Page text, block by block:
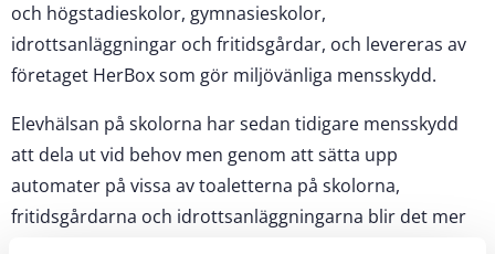
och högstadieskolor, gymnasieskolor,
idrottsanläggningar och fritidsgårdar, och levereras av
företaget HerBox som gör miljövänliga mensskydd.
Elevhälsan på skolorna har sedan tidigare mensskydd
att dela ut vid behov men genom att sätta upp
automater på vissa av toaletterna på skolorna,
fritidsgårdarna och idrottsanläggningarna blir det mer